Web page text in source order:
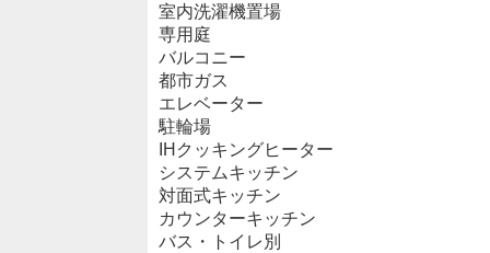
室内洗濯機置場
専用庭
バルコニー
都市ガス
エレベーター
駐輪場
IHクッキングヒーター
システムキッチン
対面式キッチン
カウンターキッチン
バス・トイレ別